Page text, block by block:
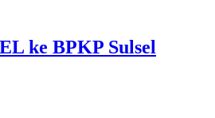
ke BPKP Sulsel